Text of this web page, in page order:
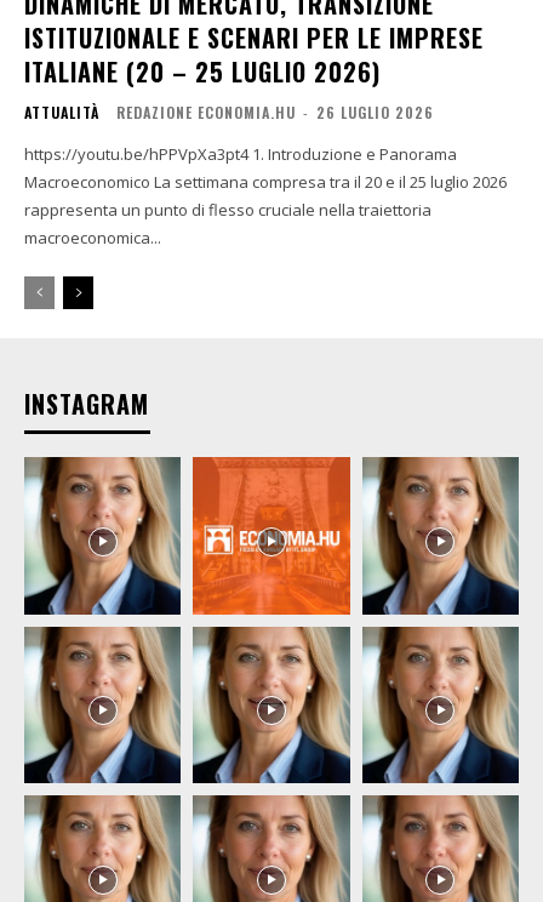
ISTITUZIONALE E SCENARI PER LE IMPRESE
ITALIANE (20 – 25 LUGLIO 2026)
ATTUALITÀ REDAZIONE ECONOMIA.HU - 26 LUGLIO 2026
https://youtu.be/hPPVpXa3pt4 1. Introduzione e Panorama
Macroeconomico La settimana compresa tra il 20 e il 25 luglio 2026
rappresenta un punto di flesso cruciale nella traiettoria
macroeconomica...
INSTAGRAM